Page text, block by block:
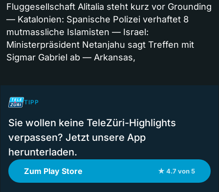
Fluggesellschaft Alitalia steht kurz vor Grounding
— Katalonien: Spanische Polizei verhaftet 8
mutmassliche Islamisten — Israel:
Ministerpräsident Netanjahu sagt Treffen mit
Sigmar Gabriel ab — Arkansas,
TIPP
Sie wollen keine TeleZüri-Highlights
verpassen? Jetzt unsere App
herunterladen.
Zum Play Store ★ 4.7 von 5